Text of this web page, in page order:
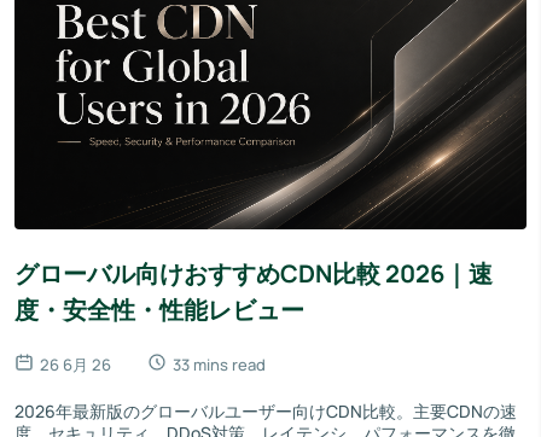
グローバル向けおすすめCDN比較 2026｜速
度・安全性・性能レビュー
26 6月 26 33 mins read
2026年最新版のグローバルユーザー向けCDN比較。主要CDNの速
度、セキュリティ、DDoS対策、レイテンシ、パフォーマンスを徹